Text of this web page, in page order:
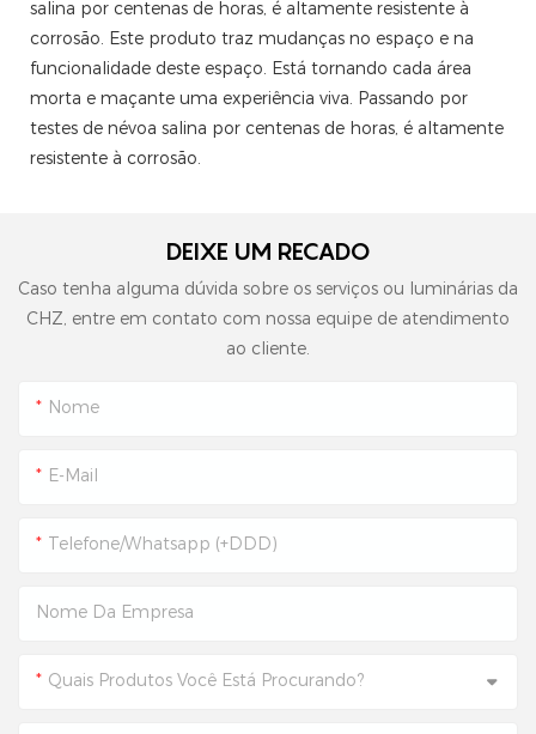
salina por centenas de horas, é altamente resistente à
corrosão. Este produto traz mudanças no espaço e na
funcionalidade deste espaço. Está tornando cada área
morta e maçante uma experiência viva. Passando por
testes de névoa salina por centenas de horas, é altamente
resistente à corrosão.
DEIXE UM RECADO
Caso tenha alguma dúvida sobre os serviços ou luminárias da
CHZ, entre em contato com nossa equipe de atendimento
ao cliente.
Nome
E-Mail
Telefone/Whatsapp (+DDD)
Nome Da Empresa
Quais Produtos Você Está Procurando?